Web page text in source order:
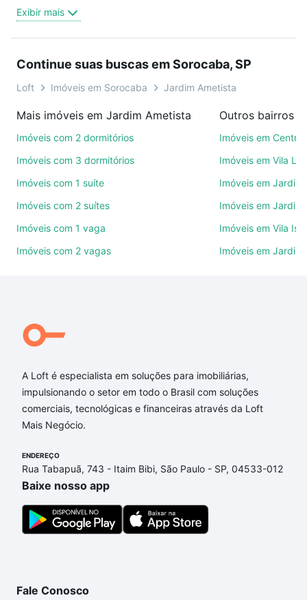
oferta ideal de Imóveis com 3 banheiros à venda em
Jardim Ametista, Sorocaba, SP para conquistar seu
videochamada, é grátis, sem compromisso e você
ainda conta com mais de 46 mil corretores e
de imóveis.
ruas, bairros e até condomínios favoritos. Você
também pode usar os filtros como quantidade de
quartos, suítes, com ou sem vaga de garagem para
comodidades, como piscina, academia, salão de
Qual o preço de Imóveis com 3 banheiros à venda
em Jardim Ametista, Sorocaba, SP?
Aqui na Loft temos a oferta ideal para você, com
Imóveis com 3 banheiros à venda em Jardim
Ametista, Sorocaba, SP que custam a partir de R$ 0
e com nossas opções de financiamento imobiliário
Se ainda tem alguma dúvida dos custos envolvidos
no processo de compra, veja em nosso portal
quanto custa comprar um apartamento
a gente para comprar o imóvel dos seus sonhos
com segurança e conforto. Loft, com você até as
Exibir mais
Continue suas buscas em Sorocaba, SP
Loft Imóveis em Sorocaba Jardim Ametista
Mais imóveis em Jardim Ametista
Imóveis com 2 dormitórios
Imóveis com 3 dormitórios
Imóveis com 1 suíte
Imóveis com 2 suítes
Imóveis com 1 vaga
Imóveis com 2 vagas
Outros bairros
Imóveis em Centro
Imóveis em Vila
Imóveis em Jardim
Imóveis em Jardim
Imóveis em Vila
Imóveis em Jardim
A Loft é especialista em soluções para imobiliárias,
impulsionando o setor em todo o Brasil com soluções
comerciais, tecnológicas e financeiras através da Loft
Mais Negócio.
ENDEREÇO
Rua Tabapuã, 743 - Itaim Bibi, São Paulo - SP, 04533-012
Baixe nosso app
Fale Conosco